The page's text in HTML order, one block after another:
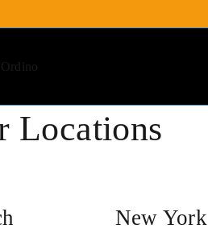
Locations
New York